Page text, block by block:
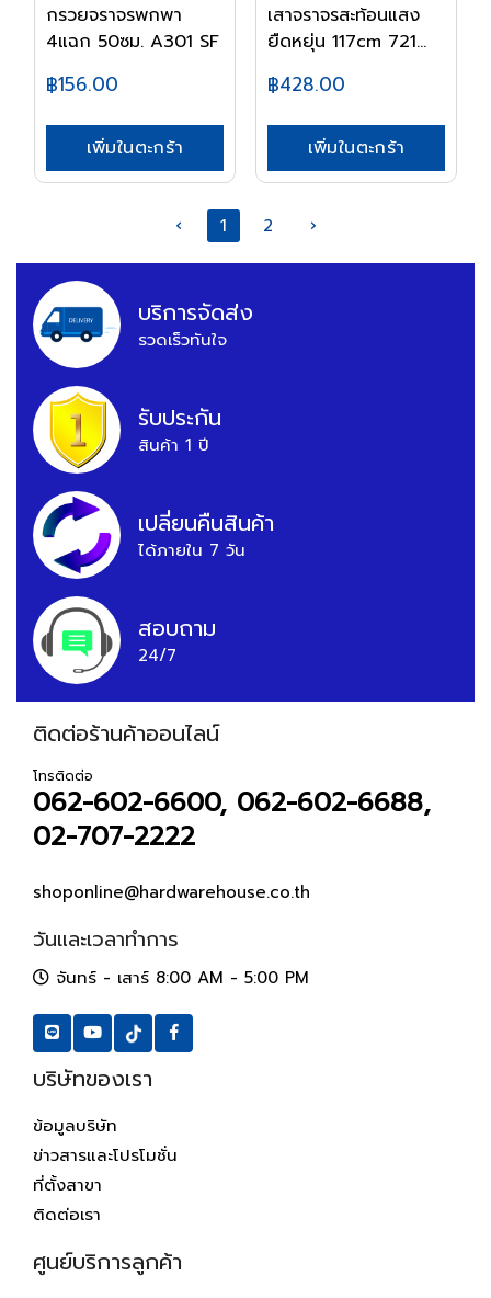
กรวยจราจรพกพา
4แฉก 50ซม. A301 SF
฿156.00
เพิ่มในตะกร้า
เสาจราจรสะท้อนแสง
ยืดหยุ่น 117cm 721...
฿428.00
เพิ่มในตะกร้า
‹ 1 2 ›
บริการจัดส่ง
รวดเร็วทันใจ
รับประกัน
สินค้า 1 ปี
เปลี่ยนคืนสินค้า
ได้ภายใน 7 วัน
สอบถาม
24/7
ติดต่อร้านค้าออนไลน์
โทรติดต่อ
062-602-6600, 062-602-6688,
02-707-2222
shoponline@hardwarehouse.co.th
วันและเวลาทำการ
จันทร์ - เสาร์ 8:00 AM - 5:00 PM
บริษัทของเรา
ข้อมูลบริษัท
ข่าวสารและโปรโมชั่น
ที่ตั้งสาขา
ติดต่อเรา
ศูนย์บริการลูกค้า